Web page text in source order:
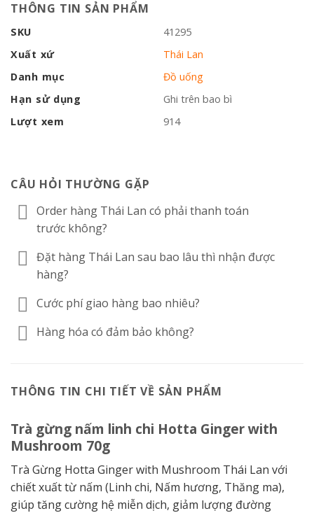
THÔNG TIN SẢN PHẨM
SKU
41295
Xuất xứ
Thái Lan
Danh mục
Đồ uống
Hạn sử dụng
Ghi trên bao bì
Lượt xem
914
CÂU HỎI THƯỜNG GẶP
Order hàng Thái Lan có phải thanh toán
trước không?
Đặt hàng Thái Lan sau bao lâu thì nhận được
hàng?
Cước phí giao hàng bao nhiêu?
Hàng hóa có đảm bảo không?
THÔNG TIN CHI TIẾT VỀ SẢN PHẨM
Trà gừng nấm linh chi Hotta Ginger with
Mushroom 70g
Trà Gừng Hotta Ginger with Mushroom Thái Lan với
chiết xuất từ ​​nấm (Linh chi, Nấm hương, Thăng ma),
giúp tăng cường hệ miễn dịch, giảm lượng đường